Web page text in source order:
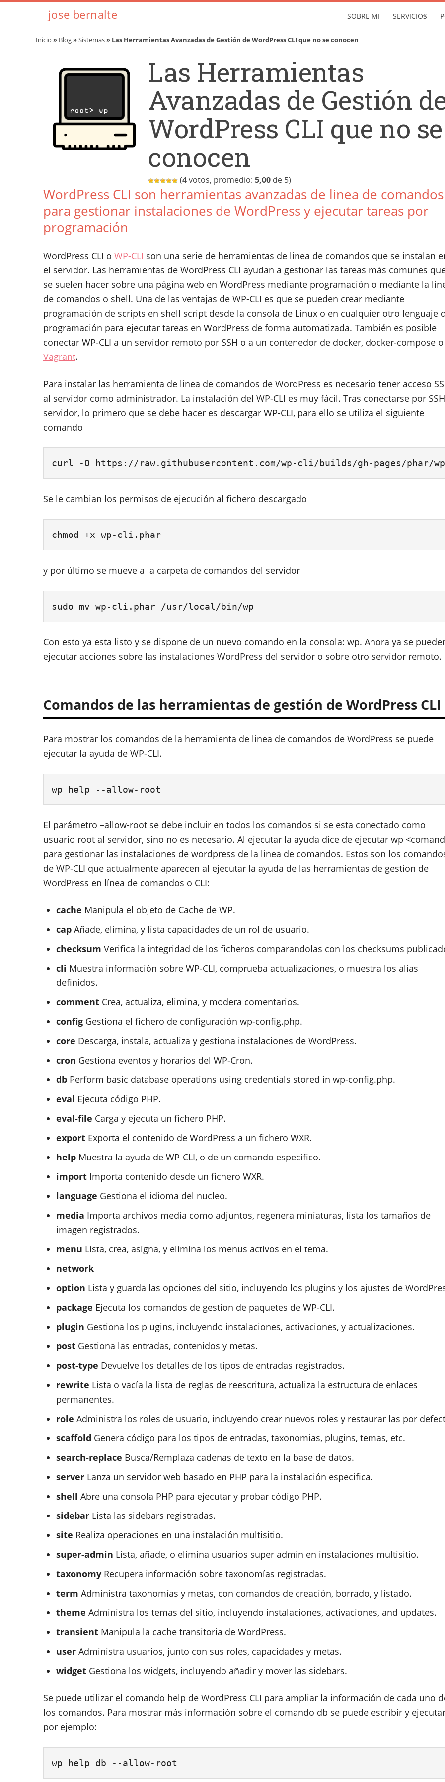
jose bernalte SOBRE MI SERVICIOS
Inicio » Blog»Sistemas» Las Herramientas Avanzadas de Gestión de WordPress CLI que no se conocen
Las Herramientas
Avanzadas de Gestión
WordPress CLI que no se
conocen
(4votos, promedio: 5,00 de 5)
WordPress CLI son herramientas avanzadas de linea de comandos
para gestionar instalaciones de WordPress y ejecutar tareas por
programación
WordPress CLI o WP-CLI son una serie de herramientas de linea de comandos que se instalan
el servidor. Las herramientas de WordPress CLI ayudan a gestionar las tareas más comunes
se suelen hacer sobre una página web en WordPress mediante programación o mediante la
de comandos o shell. Una de las ventajas de WP-CLI es que se pueden crear mediante
programación de scripts en shell script desde la consola de Linux o en cualquier otro lenguaje
programación para ejecutar tareas en WordPress de forma automatizada. También es posible
conectar WP-CLI a un servidor remoto por SSH o a un contenedor de docker, docker-compose o
Vagrant.
Para instalar las herramienta de linea de comandos de WordPress es necesario tener acceso
al servidor como administrador. La instalación del WP-CLI es muy fácil. Tras conectarse por
servidor, lo primero que se debe hacer es descargar WP-CLI, para ello se utiliza el siguiente
comando
curl -O https://raw.githubusercontent.com/wp-cli/builds/gh-pages/phar/
Se le cambian los permisos de ejecución al fichero descargado
chmod +x wp-cli.phar
y por último se mueve a la carpeta de comandos del servidor
sudo mv wp-cli.phar /usr/local/bin/wp
Con esto ya esta listo y se dispone de un nuevo comando en la consola: wp. Ahora ya se
ejecutar acciones sobre las instalaciones WordPress del servidor o sobre otro servidor remoto.
Comandos de las herramientas de gestión de WordPress CLI
Para mostrar los comandos de la herramienta de linea de comandos de WordPress se puede
ejecutar la ayuda de WP-CLI.
wp help --allow-root
El parámetro –allow-root se debe incluir en todos los comandos si se esta conectado como
usuario root al servidor, sino no es necesario. Al ejecutar la ayuda dice de ejecutar wp
para gestionar las instalaciones de wordpress de la linea de comandos. Estos son los
de WP-CLI que actualmente aparecen al ejecutar la ayuda de las herramientas de gestion de
WordPress en línea de comandos o CLI:
cache Manipula el objeto de Cache de WP.
cap Añade, elimina, y lista capacidades de un rol de usuario.
checksum Verifica la integridad de los ficheros comparandolas con los checksums
cli Muestra información sobre WP-CLI, comprueba actualizaciones, o muestra los alias
definidos.
comment Crea, actualiza, elimina, y modera comentarios.
config Gestiona el fichero de configuración wp-config.php.
core Descarga, instala, actualiza y gestiona instalaciones de WordPress.
cron Gestiona eventos y horarios del WP-Cron.
db Perform basic database operations using credentials stored in wp-config.php.
eval Ejecuta código PHP.
eval-file Carga y ejecuta un fichero PHP.
export Exporta el contenido de WordPress a un fichero WXR.
help Muestra la ayuda de WP-CLI, o de un comando especifico.
import Importa contenido desde un fichero WXR.
language Gestiona el idioma del nucleo.
media Importa archivos media como adjuntos, regenera miniaturas, lista los tamaños de
imagen registrados.
menu Lista, crea, asigna, y elimina los menus activos en el tema.
network
option Lista y guarda las opciones del sitio, incluyendo los plugins y los ajustes de
package Ejecuta los comandos de gestion de paquetes de WP-CLI.
plugin Gestiona los plugins, incluyendo instalaciones, activaciones, y actualizaciones.
post Gestiona las entradas, contenidos y metas.
post-type Devuelve los detalles de los tipos de entradas registrados.
rewrite Lista o vacía la lista de reglas de reescritura, actualiza la estructura de enlaces
permanentes.
role Administra los roles de usuario, incluyendo crear nuevos roles y restaurar las por
scaffold Genera código para los tipos de entradas, taxonomias, plugins, temas, etc.
search-replace Busca/Remplaza cadenas de texto en la base de datos.
server Lanza un servidor web basado en PHP para la instalación especifica.
shell Abre una consola PHP para ejecutar y probar código PHP.
sidebar Lista las sidebars registradas.
site Realiza operaciones en una instalación multisitio.
super-admin Lista, añade, o elimina usuarios super admin en instalaciones multisitio.
taxonomy Recupera información sobre taxonomías registradas.
term Administra taxonomías y metas, con comandos de creación, borrado, y listado.
theme Administra los temas del sitio, incluyendo instalaciones, activaciones, and updates.
transient Manipula la cache transitoria de WordPress.
user Administra usuarios, junto con sus roles, capacidades y metas.
widget Gestiona los widgets, incluyendo añadir y mover las sidebars.
Se puede utilizar el comando help de WordPress CLI para ampliar la información de cada uno
los comandos. Para mostrar más información sobre el comando db se puede escribir y ejecutar
por ejemplo:
wp help db --allow-root